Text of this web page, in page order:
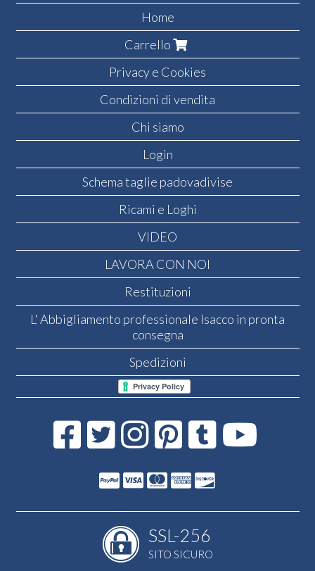
Home
Carrello
Privacy e Cookies
Condizioni di vendita
Chi siamo
Login
Schema taglie padovadivise
Ricami e Loghi
VIDEO
LAVORA CON NOI
Restituzioni
L' Abbigliamento professionale Isacco in pronta
consegna
Spedizioni
SSL-256
SITO SICURO